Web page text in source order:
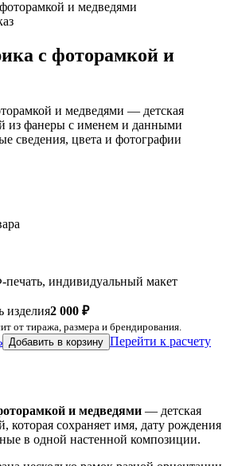
с фоторамкой и
и медведями — детская
из фанеры с именем и данными
сведения, цвета и фотографии
печать, индивидуальный макет
изделия2 000 ₽
от тиража, размера и брендирования.
Добавить в корзину Перейти к расчету
и медведями — детская
которая сохраняет имя, дату рождения
в одной настенной композиции.